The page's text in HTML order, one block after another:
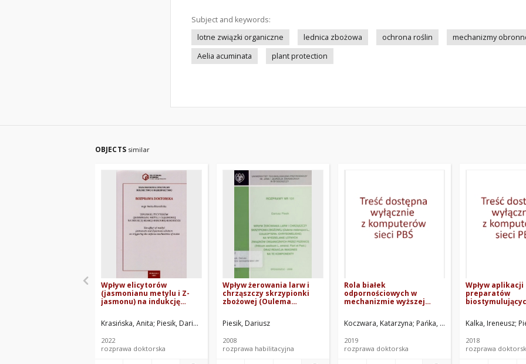
Subject and keywords:
lotne związki organiczne
lednica zbożowa ochrona roślin mechanizmy
Aelia acuminata
plant protection
OBJECTS similar
Wpływ elicytorów
(jasmonianu metylu i Z-
jasmonu) na indukcję
kukurydzy
Krasińska, Anita Piesik, Dariusz. Promotor
2022
rozprawa doktorska
Wpływ żerowania larw i
chrząszczy skrzypionki
zbożowej (Oulema
chrysomelidae) na
wydzielanie lotnych
przez pszenicę (Triticum
aestivum L. emend. Fiori
Piesik, Dariusz
2008
rozprawa habilitacyjna
Rola białek
odpornościowych w
mechanizmie wyższej
przeciwgrzybowej życicy
trwałej zasiedlonej przez
Koczwara, Katarzyna Pańka, Dariusz. Promotor
2019
rozprawa doktorska
Wpływ aplikacji
preparatów
organicznych
wybrane
Kalka, Ireneusz
2018
rozprawa